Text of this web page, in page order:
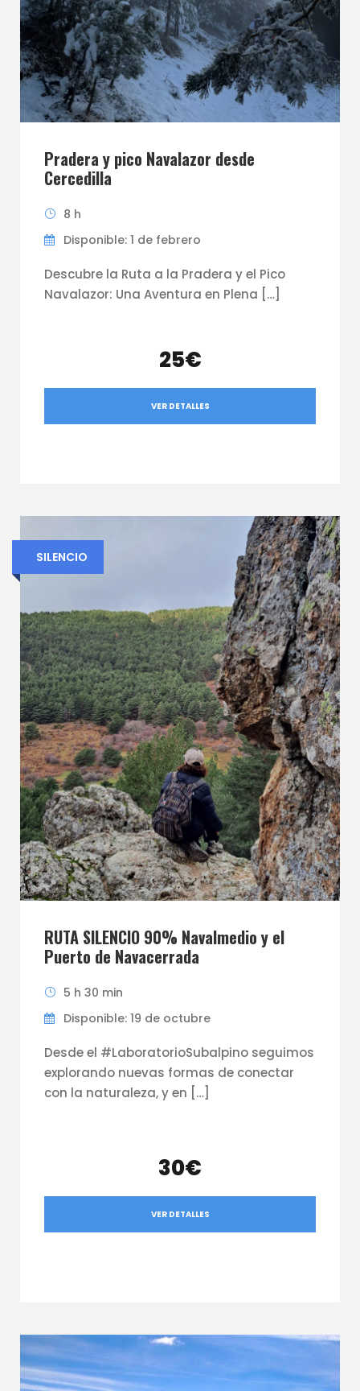
Pradera y pico Navalazor desde
Cercedilla
8 h
Disponible: 1 de febrero
Descubre la Ruta a la Pradera y el Pico
Navalazor: Una Aventura en Plena […]
25€
VER DETALLES
SILENCIO
RUTA SILENCIO 90% Navalmedio y el
Puerto de Navacerrada
5 h 30 min
Disponible: 19 de octubre
Desde el #LaboratorioSubalpino seguimos
explorando nuevas formas de conectar
con la naturaleza, y en […]
30€
VER DETALLES